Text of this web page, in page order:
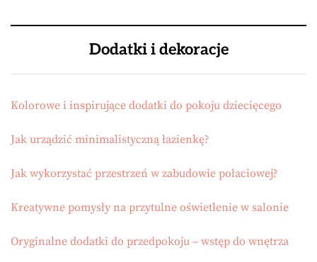
Dodatki i dekoracje
Kolorowe i inspirujące dodatki do pokoju dziecięcego
Jak urządzić minimalistyczną łazienkę?
Jak wykorzystać przestrzeń w zabudowie połaciowej?
Kreatywne pomysły na przytulne oświetlenie w salonie
Oryginalne dodatki do przedpokoju – wstęp do wnętrza